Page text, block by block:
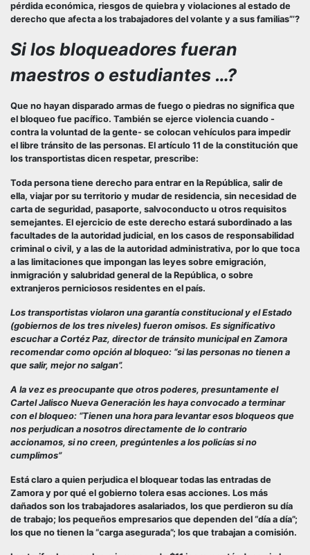
pérdida económica, riesgos de quiebra y violaciones al estado de
derecho que afecta a los trabajadores del volante y a sus familias”’?
Si los bloqueadores fueran
maestros o estudiantes …?
Que no hayan disparado armas de fuego o piedras no significa que
el bloqueo fue pacífico. También se ejerce violencia cuando -
contra la voluntad de la gente- se colocan vehículos para impedir
el libre tránsito de las personas. El artículo 11 de la constitución que
los transportistas dicen respetar, prescribe:
Toda persona tiene derecho para entrar en la República, salir de
ella, viajar por su territorio y mudar de residencia, sin necesidad de
carta de seguridad, pasaporte, salvoconducto u otros requisitos
semejantes. El ejercicio de este derecho estará subordinado a las
facultades de la autoridad judicial, en los casos de responsabilidad
criminal o civil, y a las de la autoridad administrativa, por lo que toca
a las limitaciones que impongan las leyes sobre emigración,
inmigración y salubridad general de la República, o sobre
extranjeros perniciosos residentes en el país.
Los transportistas violaron una garantía constitucional y el Estado
(gobiernos de los tres niveles) fueron omisos. Es significativo
escuchar a Cortéz Paz, director de tránsito municipal en Zamora
recomendar como opción al bloqueo: “si las personas no tienen a
que salir, mejor no salgan”.
A la vez es preocupante que otros poderes, presuntamente el
Cartel Jalisco Nueva Generación les haya convocado a terminar
con el bloqueo: “Tienen una hora para levantar esos bloqueos que
nos perjudican a nosotros directamente de lo contrario
accionamos, si no creen, pregúntenles a los policías si no
cumplimos”
Está claro a quien perjudica el bloquear todas las entradas de
Zamora y por qué el gobierno tolera esas acciones. Los más
dañados son los trabajadores asalariados, los que perdieron su día
de trabajo; los pequeños empresarios que dependen del “día a día”;
los que no tienen la “carga asegurada”; los que trabajan a comisión.